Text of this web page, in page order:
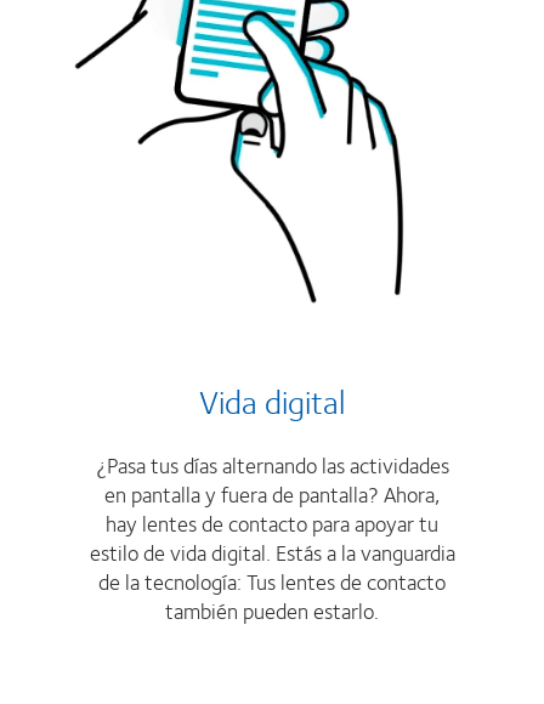
Vida digital
¿Pasa tus días alternando las actividades
en pantalla y fuera de pantalla? Ahora,
hay lentes de contacto para apoyar tu
estilo de vida digital. Estás a la vanguardia
de la tecnología: Tus lentes de contacto
también pueden estarlo.